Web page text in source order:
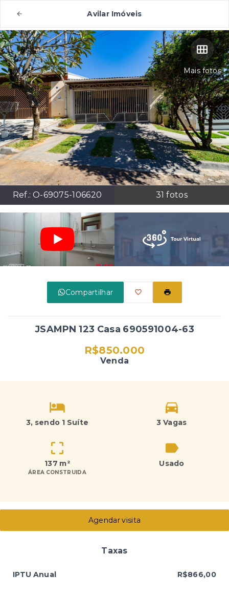
Avilar Imóveis
Mais fotos
Ref.: O-69075-106620 31 fotos
Compartilhar
JSAMPN 123 Casa 690591004-63
R$850.000
Venda
3, sendo 1 Suíte 3 Vagas
137 m²
ÁREA CONSTRUIDA
Usado
Agendar visita
Taxas
IPTU Anual R$866,00